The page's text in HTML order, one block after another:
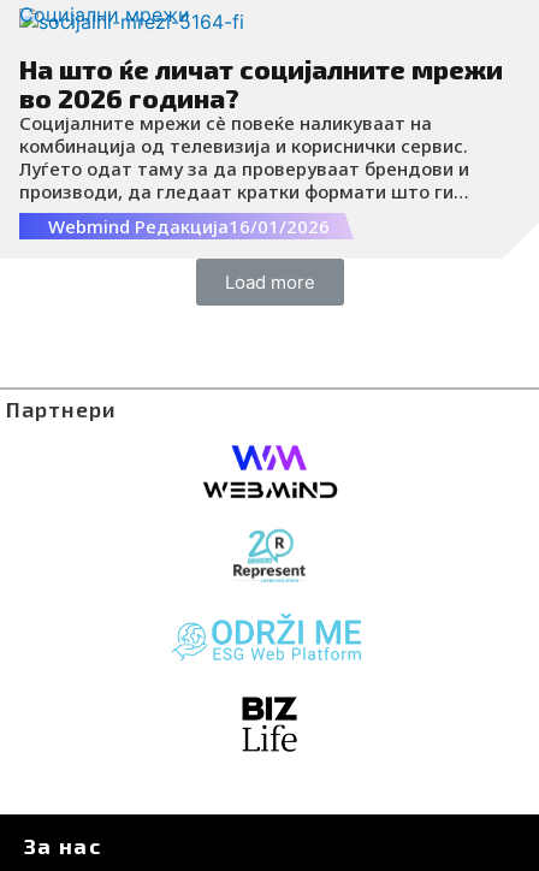
дигиталниот простор и каква цена плаќа општеството
за брзината на технолошкиот напредок.
Социјални мрежи
На што ќе личат социјалните мрежи
во 2026 година?
Социјалните мрежи сè повеќе наликуваат на
комбинација од телевизија и кориснички сервис.
Луѓето одат таму за да проверуваат брендови и
производи, да гледаат кратки формати што ги
заменуваат класичните медиуми, а сè се одвива на
телефон брзо, јавно и со малку трпение.
Webmind Редакција16/01/2026
Load more
Партнери
За нас